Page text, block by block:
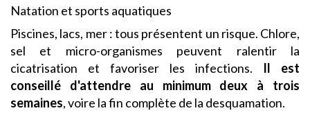
Natation et sports aquatiques
Piscines, lacs, mer : tous présentent un risque. Chlore,
sel et micro-organismes peuvent ralentir la
cicatrisation et favoriser les infections. Il est
conseillé d'attendre au minimum deux à trois
semaines, voire la fin complète de la desquamation.